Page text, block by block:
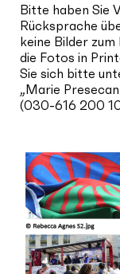
Bitte haben Sie
Rücksprache
keine Bilder
die Fotos in
Sie sich bitte
„Marie
(030-616 200